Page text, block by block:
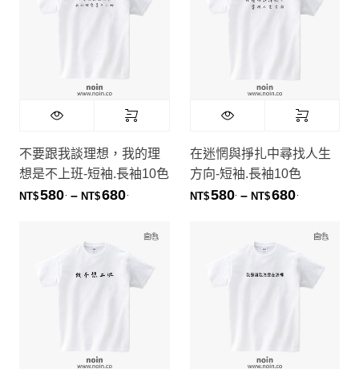
不要跟我談理想，我的理
想是不上班-短袖.長袖10色
NT$580 – NT$680價格範圍：NT$580. 到 NT$680.
在迷惘與掙扎中尋找人生
方向-短袖.長袖10色
NT$580 – NT$680